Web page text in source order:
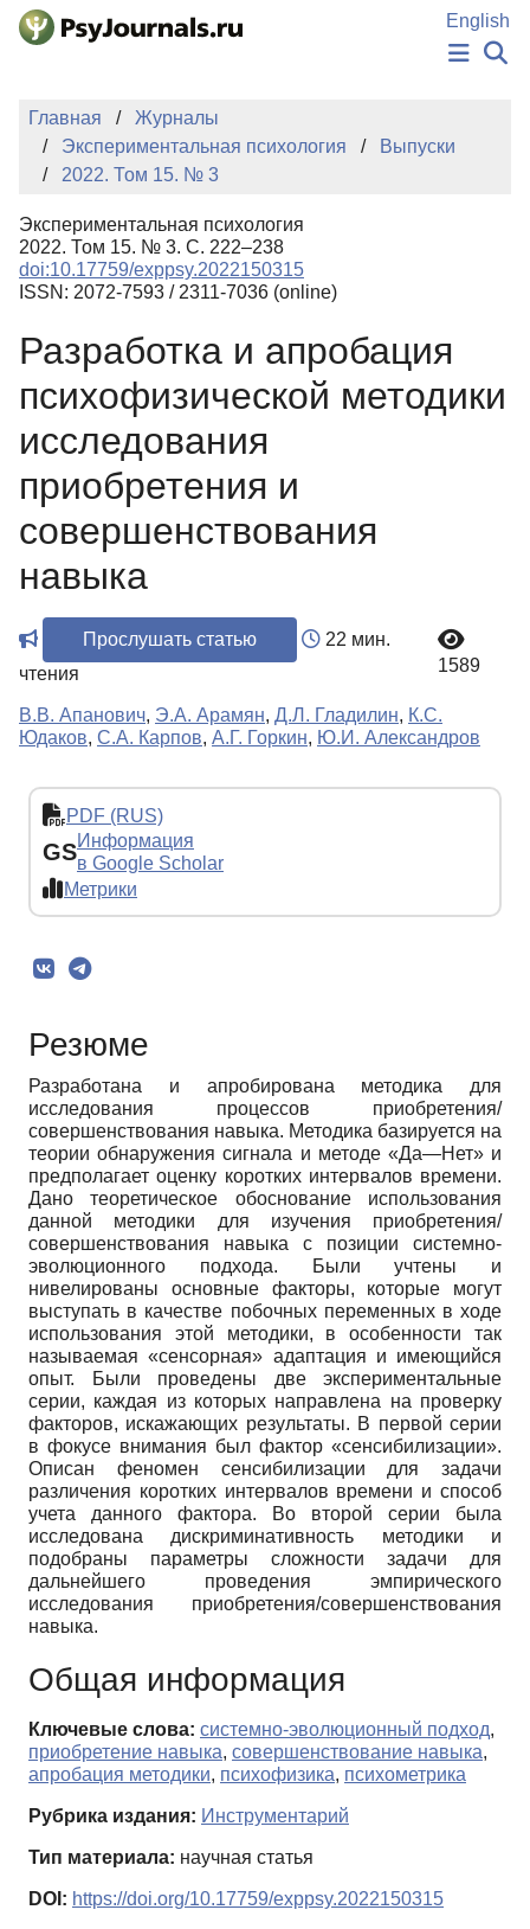
Перейти к основному содержанию
English
НОВОСТИ
КЛЮЧЕВЫЕ СЛОВА
Регистрация
Главная
Журналы
Экспериментальная психология
Выпуски
2022. Том 15. № 3
Экспериментальная психология
2022. Том 15. № 3. С. 222–238
doi:10.17759/exppsy.2022150315
ISSN: 2072-7593 / 2311-7036 (online)
Разработка и апробация
психофизической методики
исследования
приобретения и
совершенствования
навыка
Прослушать статью
22 мин.
чтения
1589
В.В. Апанович, Э.А. Арамян, Д.Л. Гладилин, К.С.
Юдаков, С.А. Карпов, А.Г. Горкин, Ю.И. Александров
PDF (RUS)
GSИнформация
в Google Scholar
Метрики
Резюме
Разработана и апробирована методика для
исследования процессов приобретения/
совершенствования навыка. Методика базируется на
теории обнаружения сигнала и методе «Да—Нет» и
предполагает оценку коротких интервалов времени.
Дано теоретическое обоснование использования
данной методики для изучения приобретения/
совершенствования навыка с позиции системно-
эволюционного подхода. Были учтены и
нивелированы основные факторы, которые могут
выступать в качестве побочных переменных в ходе
использования этой методики, в особенности так
называемая «сенсорная» адаптация и имеющийся
опыт. Были проведены две экспериментальные
серии, каждая из которых направлена на проверку
факторов, искажающих результаты. В первой серии
в фокусе внимания был фактор «сенсибилизации».
Описан феномен сенсибилизации для задачи
различения коротких интервалов времени и способ
учета данного фактора. Во второй серии была
исследована дискриминативность методики и
подобраны параметры сложности задачи для
дальнейшего проведения эмпирического
исследования приобретения/совершенствования
навыка.
Общая информация
Ключевые слова: системно-эволюционный подход,
приобретение навыка, совершенствование навыка,
апробация методики, психофизика, психометрика
Рубрика издания: Инструментарий
Тип материала: научная статья
DOI: https://doi.org/10.17759/exppsy.2022150315